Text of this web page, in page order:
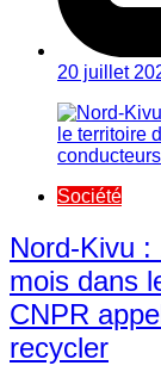
20 juillet
Société
Nord-Kivu :
mois dans
CNPR
recycler